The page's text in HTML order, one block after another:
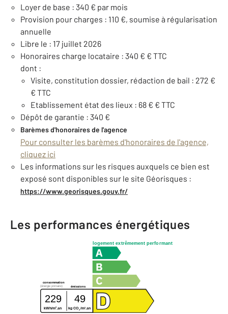
Loyer de base : 340 € par mois
Provision pour charges : 110 €, soumise à régularisation
annuelle
Libre le : 17 juillet 2026
Honoraires charge locataire : 340 € € TTC
dont :
Visite, constitution dossier, rédaction de bail : 272 €
€ TTC
Etablissement état des lieux : 68 € € TTC
Dépôt de garantie : 340 €
Barèmes d'honoraires de l'agence
Pour consulter les barèmes d'honoraires de l'agence,
cliquez ici
Les informations sur les risques auxquels ce bien est
exposé sont disponibles sur le site Géorisques :
https://www.georisques.gouv.fr/
Les performances énergétiques
logement extrêmement performant
consommation
émissions
(énergie primaire)
229 49
kWh/m2.an kg CO2 /m2 .an